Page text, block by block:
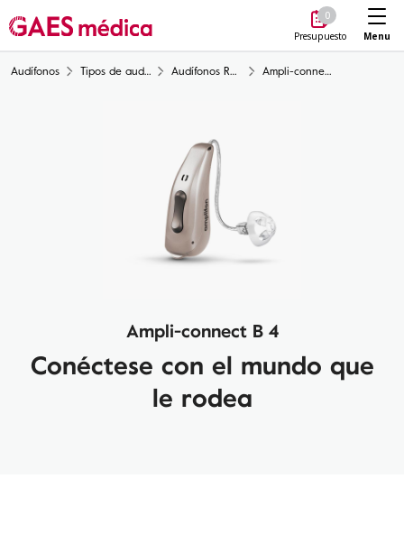
0
Presupuesto Menu
Audífonos Tipos de audífonos Audífonos Retroauriculares (BTE) Ampli-connect B 4
Ampli-connect B 4
Conéctese con el mundo que
le rodea